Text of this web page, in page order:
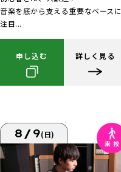
音楽を底から支える重要なベースに
注目...
申し込む 詳しく見る
8/9(日)